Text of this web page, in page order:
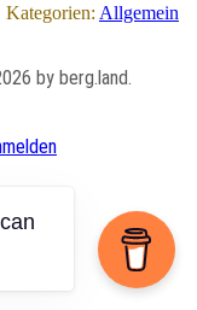
Kategorien: Allgemein
by berg.land.